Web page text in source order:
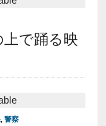
で踊る映
, 警察